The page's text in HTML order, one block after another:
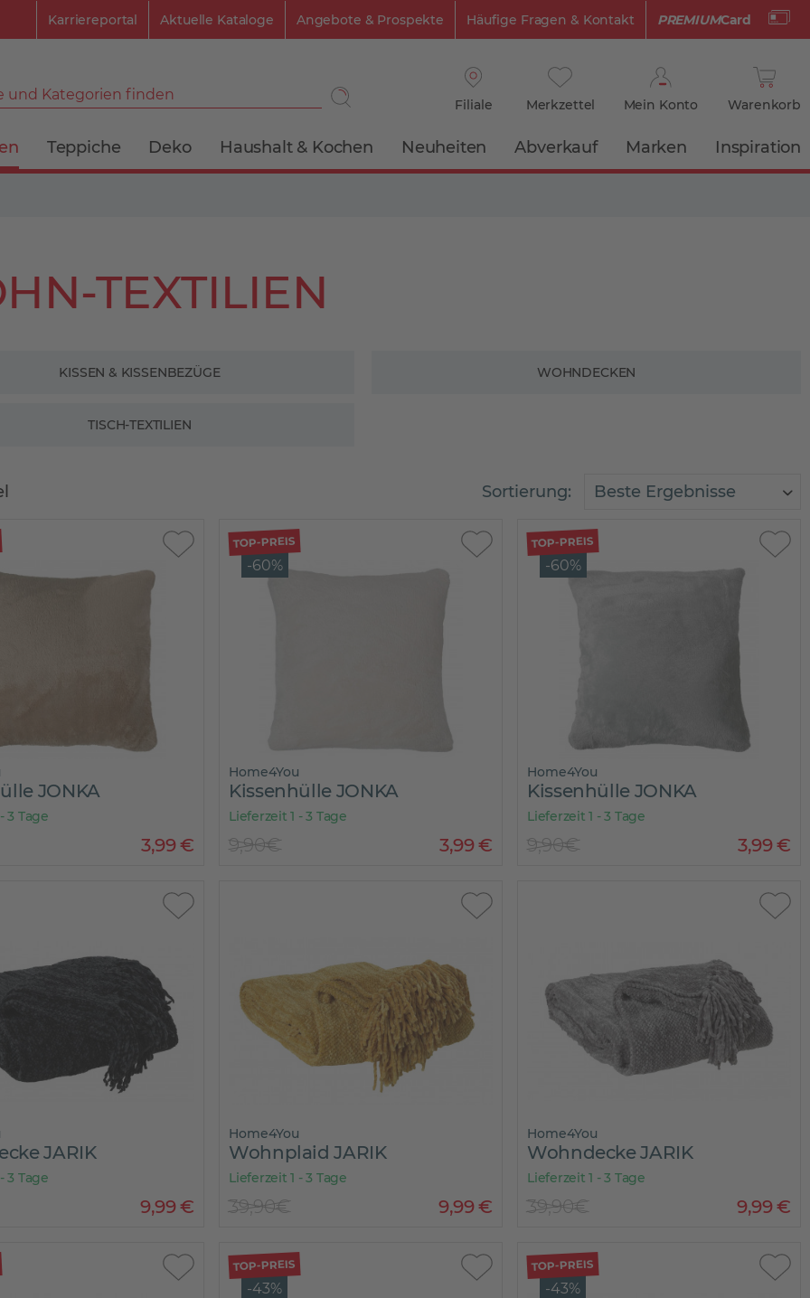
PREMIUMCard
Karriereportal Aktuelle Kataloge Angebote & Prospekte Häufige Fragen & Kontakt
und Kategorien finden
Filiale Merkzettel Mein Konto Warenkorb
Teppiche Deko Haushalt & Kochen Neuheiten Abverkauf Marken Inspiration
TEXTILIEN
KISSEN & KISSENBEZÜGE WOHNDECKEN
TISCH-TEXTILIEN
Sortierung:
JONKA
3 Tage
3,99€
TOP-PREIS
-60%
Home4You
Kissenhülle JONKA
Lieferzeit 1 - 3 Tage
3,99€
9,90€
TOP-PREIS
-60%
Home4You
Kissenhülle JONKA
Lieferzeit 1 - 3 Tage
3,99€
9,90€
JARIK
3 Tage
9,99€
Home4You
Wohnplaid JARIK
Lieferzeit 1 - 3 Tage
9,99€
39,90€
Home4You
Wohndecke JARIK
Lieferzeit 1 - 3 Tage
9,99€
39,90€
TOP-PREIS
-43%
TOP-PREIS
-43%